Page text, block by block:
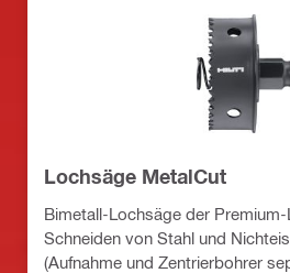
Lochsäge MetalCut
Bimetall-Lochsäge der
Schneiden von Stahl und
(Aufnahme und Zentrierbohrer